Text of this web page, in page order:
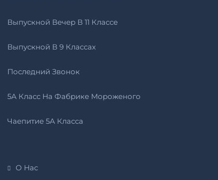
Выпускной Вечер В 11 Классе
Выпускной В 9 Классах
Последний Звонок
5А Класс На Фабрике Мороженого
Чаепитие 5А Класса
О Нас